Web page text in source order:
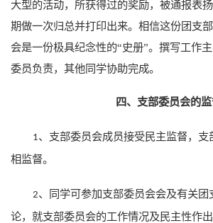
大型的活动，所获得过的奖励，被通报表
期做一次归总并打印出来。相信这份团支
会是一份极具纪念性的“史册”。撰写工作
委员负责，其他同学协助完成。
四、支部委员会的
1、支部委员会成员接受民主监督，支
相监督。
2、同学可参加支部委员会会及有关团
论，就支部委员会的工作情况及民主性作